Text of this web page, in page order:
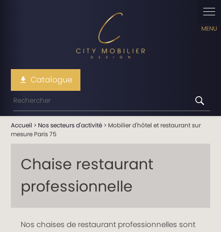
file_download Catalogue
Accueil > Nos secteurs d'activité > Mobilier d'hôtel et restaurant sur
mesure Paris 75
Chaise restaurant
professionnelle
Nos chaises de restaurant professionnelles sont